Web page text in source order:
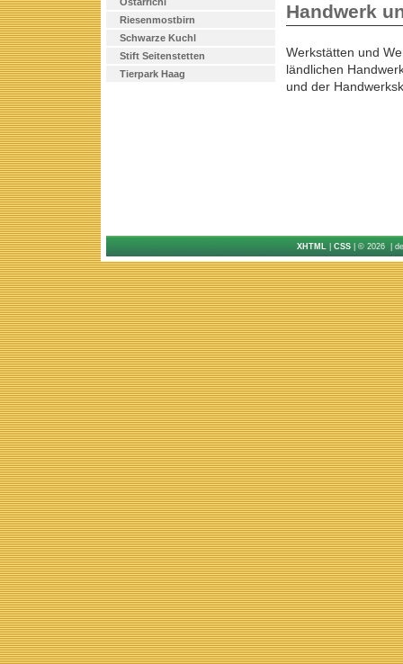
Riesenmostbirn
Schwarze Kuchl
Stift Seitenstetten
Tierpark Haag
Handwerk
Werkstätten und
ländlichen
und der
XHTML CSS | © 2026 |